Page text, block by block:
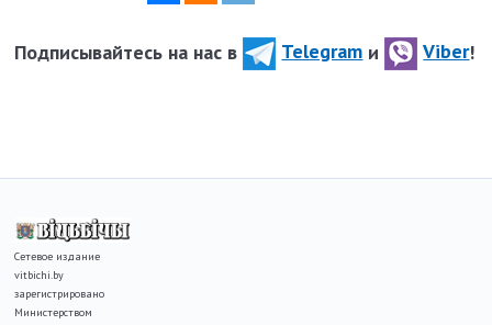
Подписывайтесь на нас в Telegram и Viber!
Сетевое издание
vitbichi.by
зарегистрировано
Министерством